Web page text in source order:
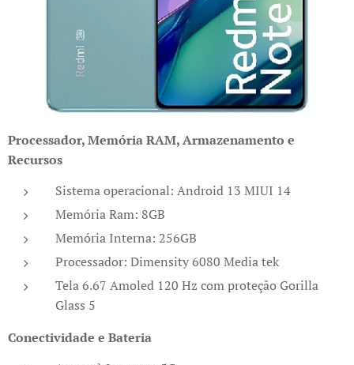
Processador, Memória RAM, Armazenamento e
Recursos
Sistema operacional: Android 13 MIUI 14
Memória Ram: 8GB
Memória Interna: 256GB
Processador: Dimensity 6080 Media tek
Tela 6.67 Amoled 120 Hz com proteção Gorilla
Glass 5
Conectividade e Bateria